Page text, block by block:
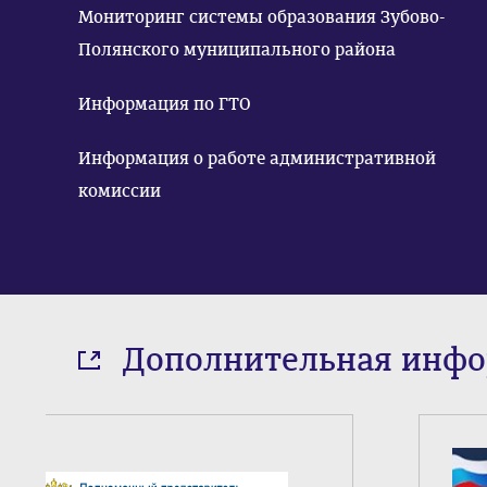
Мониторинг системы образования Зубово-
Полянского муниципального района
Информация по ГТО
Информация о работе административной
комиссии
Дополнительная